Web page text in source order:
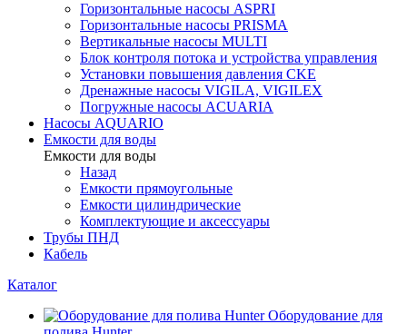
Горизонтальные насосы ASPRI
Горизонтальные насосы PRISMA
Вертикальные насосы MULTI
Блок контроля потока и устройства управления
Установки повышения давления CKE
Дренажные насосы VIGILA, VIGILEX
Погружные насосы ACUARIA
Насосы AQUARIO
Емкости для воды
Емкости для воды
Назад
Емкости прямоугольные
Емкости цилиндрические
Комплектующие и аксессуары
Трубы ПНД
Кабель
Каталог
Оборудование для